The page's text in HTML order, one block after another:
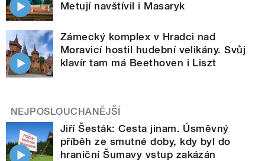
Metují navštívil i Masaryk
Zámecký komplex v Hradci nad
Moravicí hostil hudební velikány. Svůj
klavír tam má Beethoven i Liszt
NEJPOSLOUCHANĚJŠÍ
Jiří Šesták: Cesta jinam. Úsměvný
příběh ze smutné doby, kdy byl do
hraniční Šumavy vstup zakázán